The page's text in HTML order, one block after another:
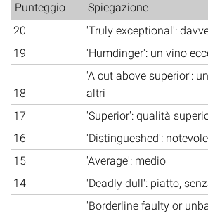
Punteggio
Spiegazione
20
'Truly exceptional':
19
'Humdinger': un vino
18
'A cut above superior':
altri
17
'Superior': qualità
16
'Distingueshed': notevole
15
'Average': medio
14
'Deadly dull': piatto,
'Borderline faulty or